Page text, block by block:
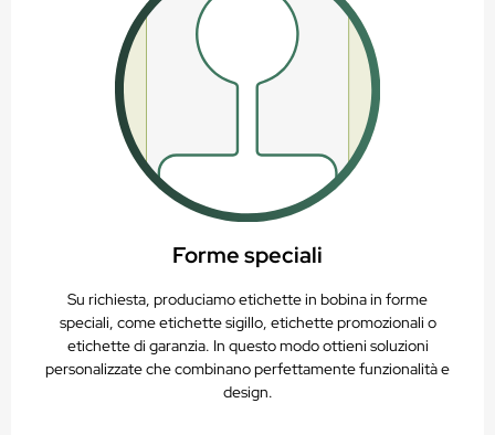
Forme speciali
Su richiesta, produciamo etichette in bobina in forme
speciali, come etichette sigillo, etichette promozionali o
etichette di garanzia. In questo modo ottieni soluzioni
personalizzate che combinano perfettamente funzionalità e
design.